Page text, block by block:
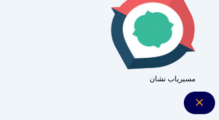
مسیریاب نشان